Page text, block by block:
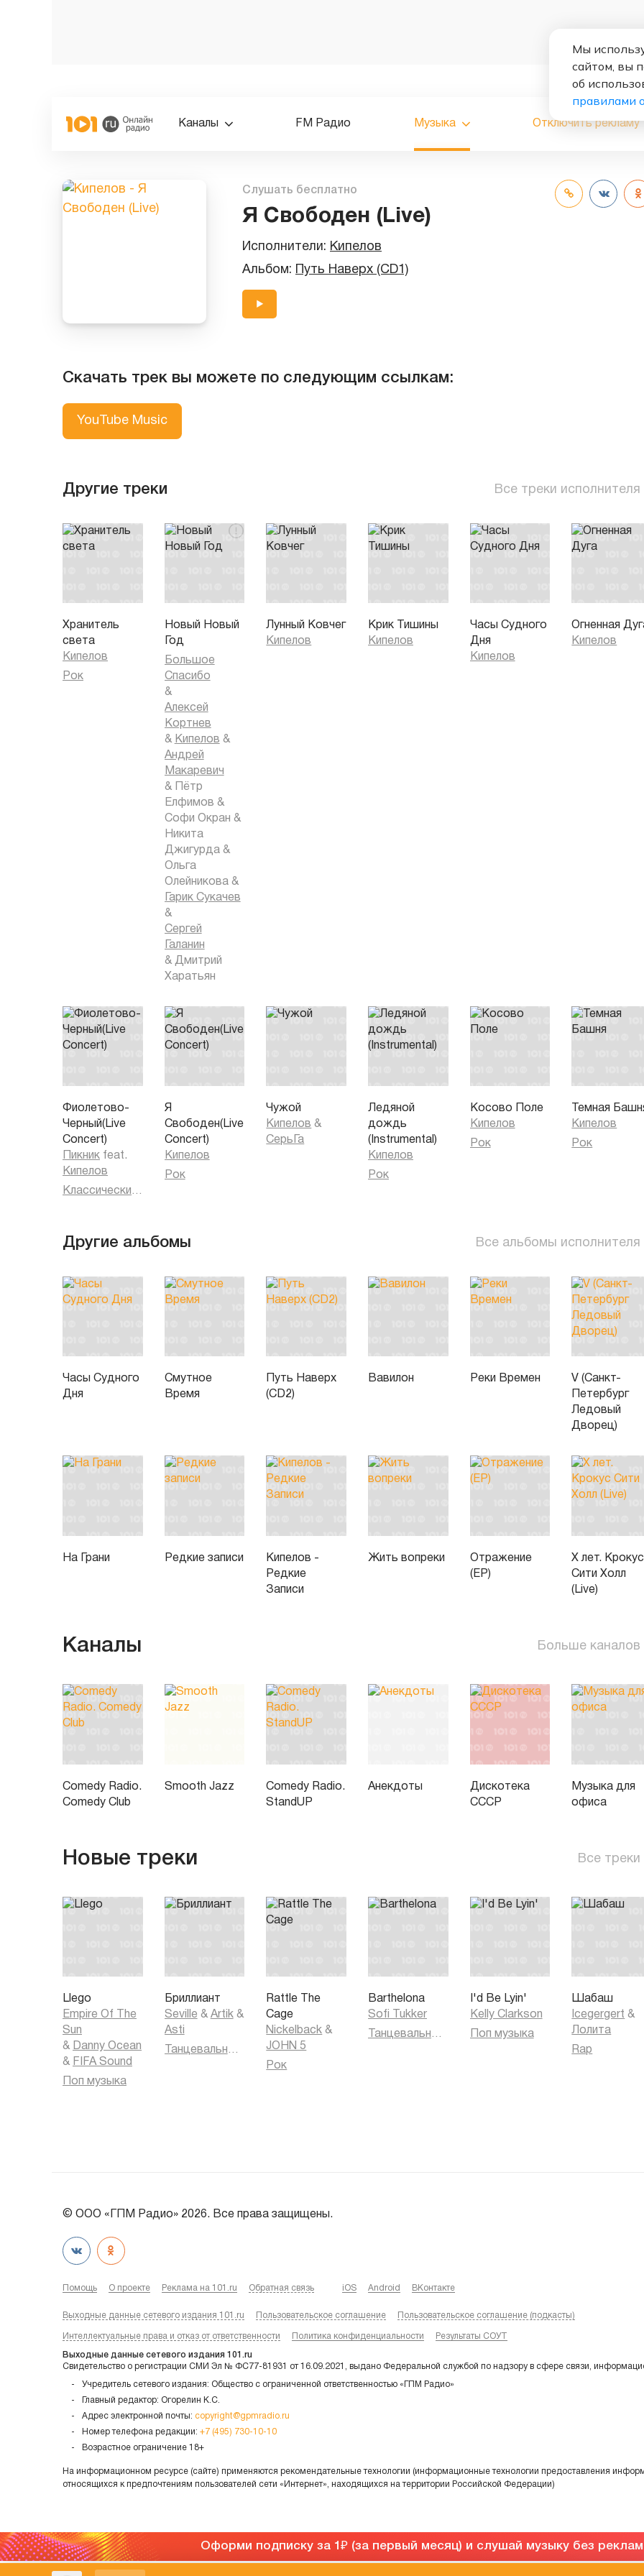
Каналы FM Радио Музыка Отключить рекламу
Слушать бесплатно
Я Свободен (Live)
Исполнители: Кипелов
Альбом:
Путь Наверх (CD1)
Скачать трек вы можете по следующим ссылкам:
YouTube Music
Другие треки Все треки исполнителя
Хранитель
света
Кипелов
Рок
Новый Новый
Год
Большое
Спасибо
&
Алексей
Кортнев
& Кипелов &
Андрей
Макаревич
&
Пётр
Елфимов &
Софи Окран &
Никита
Джигурда &
Ольга
Олейникова &
Гарик Сукачев
&
Сергей
Галанин
& Дмитрий
Харатьян
Лунный Ковчег
Кипелов
Крик Тишины
Кипелов
Часы Судного
Дня
Кипелов
Огненная
Кипелов
Фиолетово-
Черный(Live
Concert)
Пикник feat.
Кипелов
Классический рок
Я
Свободен(Live
Concert)
Кипелов
Рок
Чужой
Кипелов &
СерьГа
Ледяной
дождь
(Instrumental)
Кипелов
Рок
Косово Поле
Кипелов
Рок
Темная
Кипелов
Рок
Другие альбомы Все альбомы исполнителя
Часы Судного
Дня
Смутное
Время
Путь Наверх
(CD2)
Вавилон Реки Времен
V (Санкт-
Петербург
Ледовый
Дворец)
На Грани Редкие записи
Кипелов -
Редкие
Записи
Жить вопреки
Отражение
(EP)
Х лет. Крокус
Сити Холл
(Live)
Каналы Больше каналов
Comedy Radio.
Comedy Club
Smooth Jazz
Comedy Radio.
StandUP
Анекдоты
Дискотека
СССР
Музыка для
офиса
Новые треки Все треки
Llego
Empire Of The
Sun
& Danny Ocean
& FIFA Sound
Поп музыка
Бриллиант
Seville & Artik &
Asti
Танцевальная музыка
Rattle The
Cage
Nickelback &
JOHN 5
Рок
Barthelona
Sofi Tukker
Танцевальная музыка
I'd Be Lyin'
Kelly Clarkson
Поп музыка
Шабаш
Icegergert &
Лолита
Rap
© ООО «ГПМ Радио» 2026. Все права защищены.
Помощь О проекте Реклама на 101.ru Обратная связь iOS Android ВКонтакте
Выходные данные сетевого издания 101.ru Пользовательское соглашение Пользовательское соглашение (подкасты)
Интеллектуальные права и отказ от ответственности Политика конфиденциальности Результаты СОУТ
Выходные данные сетевого издания 101.ru
Свидетельство о регистрации СМИ Эл № ФС77-81931 от 16.09.2021, выдано Федеральной службой по надзору в сфере связи,
Учредитель сетевого издания: Общество с ограниченной ответственностью «ГПМ Радио»
Главный редактор: Огорелин К.С.
Адрес электронной почты: copyright@gpmradio.ru
Номер телефона редакции: +7 (495) 730-10-10
Возрастное ограничение 18+
На информационном ресурсе (сайте) применяются рекомендательные технологии (информационные технологии предоставления
относящихся к предпочтениям пользователей сети «Интернет», находящихся на территории Российской Федерации)
Оформи подписку за 1 (за первый месяц) и слушай музыку без
Мы
сайтом, вы
об
правилами